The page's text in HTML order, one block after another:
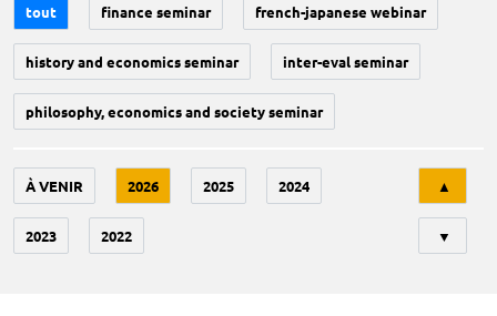
tout finance seminar french-japanese webinar
history and economics seminar inter-eval seminar
philosophy, economics and society seminar
À VENIR 2026 2025 2024
2023 2022
▲
▼